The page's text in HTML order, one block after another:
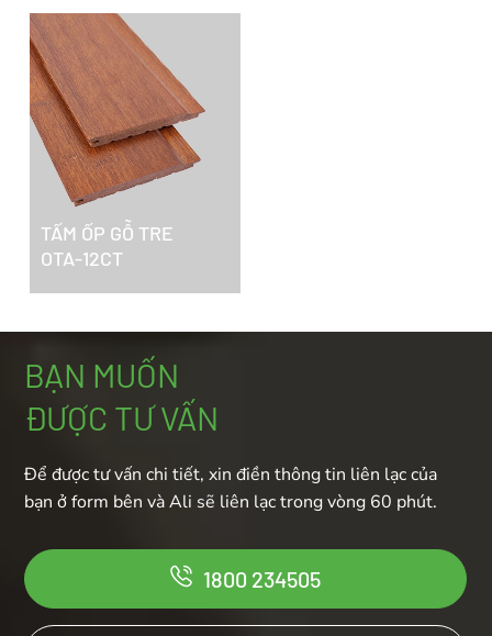
TẤM ỐP GỖ TRE
OTA-12CT
BẠN MUỐN
ĐƯỢC TƯ VẤN
Để được tư vấn chi tiết, xin điền thông tin liên lạc của
bạn ở form bên và Ali sẽ liên lạc trong vòng 60 phút.
1800 234505